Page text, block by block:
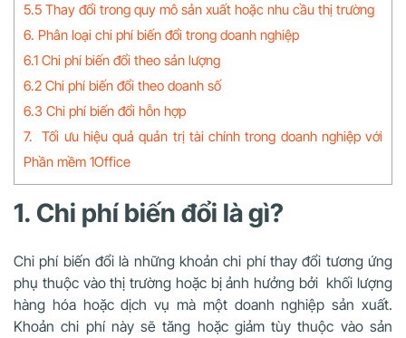
5.5 Thay đổi trong quy mô sản xuất hoặc nhu cầu thị trường
6. Phân loại chi phí biến đổi trong doanh nghiệp
6.1 Chi phí biến đổi theo sản lượng
6.2 Chi phí biến đổi theo doanh số
6.3 Chi phí biến đổi hỗn hợp
7. Tối ưu hiệu quả quản trị tài chính trong doanh nghiệp với
Phần mềm 1Office
1. Chi phí biến đổi là gì?
Chi phí biến đổi là những khoản chi phí thay đổi tương ứng
phụ thuộc vào thị trường hoặc bị ảnh hưởng bởi khối lượng
hàng hóa hoặc dịch vụ mà một doanh nghiệp sản xuất.
Khoản chi phí này sẽ tăng hoặc giảm tùy thuộc vào sản